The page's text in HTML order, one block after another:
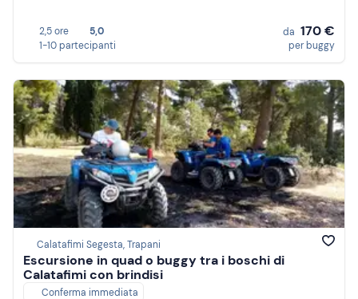
2,5 ore
5,0
1-10 partecipanti
da 170 €
per buggy
Calatafimi Segesta, Trapani
Escursione in quad o buggy tra i boschi di
Calatafimi con brindisi
Conferma immediata